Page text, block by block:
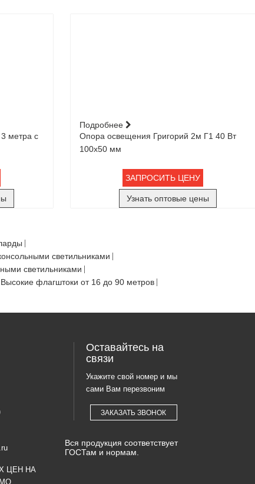
метра с
Подробнее
Опора освещения Григорий 2м Г1 40 Вт
100х50 мм
ЗАПРОСИТЬ ЦЕНУ
Узнать оптовые цены
светильниками
светильниками
Высокие флагштоки от 16 до 90 метров
ЦЕН НА
Оставайтесь на
связи
Укажите свой номер и мы
сами Вам перезвоним
ЗАКАЗАТЬ ЗВОНОК
Вся продукция соответствует
ГОСТам и нормам.